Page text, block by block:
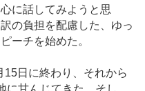
に話してみようと思
の負担を配慮した、ゆっ
ーチを始めた。
日に終わり、それから